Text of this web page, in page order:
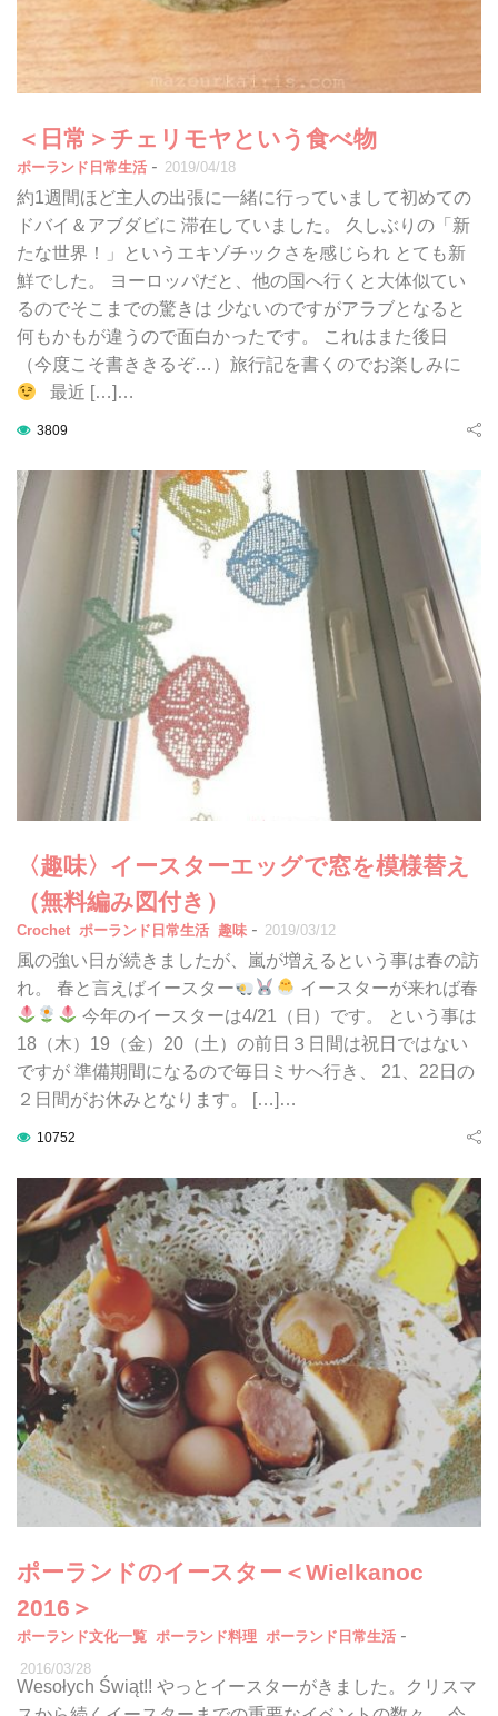
＜日常＞チェリモヤという食べ物
ポーランド日常生活 - 2019/04/18
約1週間ほど主人の出張に一緒に行っていまして初めての
ドバイ＆アブダビに 滞在していました。 久しぶりの「新
たな世界！」というエキゾチックさを感じられ とても新
鮮でした。 ヨーロッパだと、他の国へ行くと大体似てい
るのでそこまでの驚きは 少ないのですがアラブとなると
何もかもが違うので面白かったです。 これはまた後日
（今度こそ書ききるぞ…）旅行記を書くのでお楽しみに
最近 […]…
3809
〈趣味〉イースターエッグで窓を模様替え
（無料編み図付き）
Crochet ポーランド日常生活 趣味 - 2019/03/12
風の強い日が続きましたが、嵐が増えるという事は春の訪
れ。 春と言えばイースター
イースターが来れば春
今年のイースターは4/21（日）です。 という事は
18（木）19（金）20（土）の前日３日間は祝日ではない
ですが 準備期間になるので毎日ミサへ行き、 21、22日の
２日間がお休みとなります。 […]…
10752
ポーランドのイースター＜Wielkanoc
2016＞
ポーランド文化一覧 ポーランド料理 ポーランド日常生活 -
2016/03/28
Wesołych Świąt!! やっとイースターがきました。クリスマ